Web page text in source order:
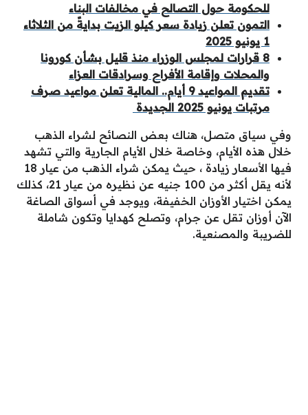
للحكومة حول التصالح في مخالفات البناء
التمون تعلن زيادة سعر كيلو الزيت بدايةً من الثلاثاء
1 يونيو 2025
8 قرارات لمجلس الوزراء منذ قليل بشأن كورونا
والمحلات وإقامة الأفراح وسرادقات العزاء
تقديم المواعيد 9 أيام.. المالية تعلن مواعيد صرف
مرتبات يونيو 2025 الجديدة
وفي سياق متصل، هناك بعض النصائح لشراء الذهب
خلال هذه الأيام، وخاصة خلال الأيام الجارية والتي تشهد
فيها الأسعار زيادة ، حيث يمكن شراء الذهب من عيار 18
لأنه يقل أكثر من 100 جنيه عن نظيره من عيار 21، كذلك
يمكن اختيار الأوزان الخفيفة، ويوجد في أسواق الصاغة
الآن أوزان تقل عن جرام، وتصلح كهدايا وتكون شاملة
للضريبة والمصنعية.